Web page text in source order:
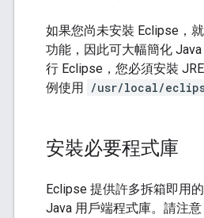
如果您尚未安裝 Eclipse，
功能，因此可大幅簡化
行 Eclipse，您必須安裝
例使用
/usr/local/
安裝必要程式庫
Eclipse 提供許多拆箱即用
Java 用戶端程式庫。請注